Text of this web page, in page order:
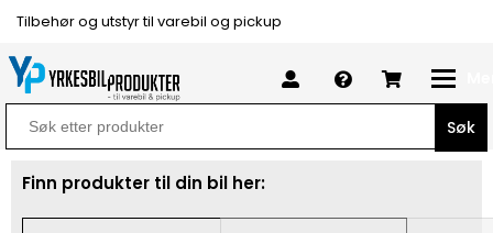
Tilbehør og utstyr til varebil og pickup
Search
for:
Finn produkter til din bil her: